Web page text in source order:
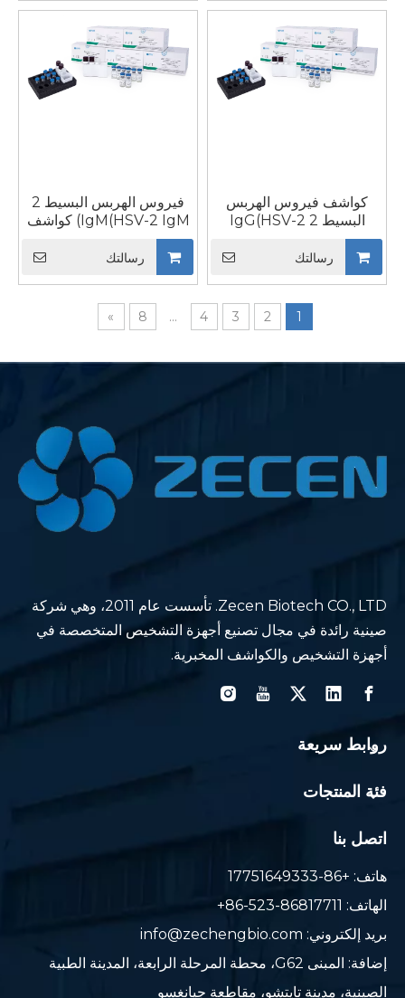
فيروس الهربس البسيط 2
IgM(HSV-2 IgM) كواشف
المناعية التلقائي IVD CLIA
في عينات المصل البشري
رسالتك
كواشف فيروس الهربس
البسيط 2 IgG(HSV-2
لمحلل المقايسة المناعية
التلقائي في عينات المصل
رسالتك
1
2
3
4
...
8
»
Zecen Biotech CO., LTD. تأسست عام 2011، وهي شركة
صينية رائدة في مجال تصنيع أجهزة التشخيص المتخصصة في
أجهزة التشخيص والكواشف المخبرية.
روابط سريعة
فئة المنتجات
اتصل بنا
هاتف: +86-17751649333
الهاتف: 86817711-523-86+
بريد إلكتروني: info@zechengbio.com
إضافة: المبنى G62، محطة المرحلة الرابعة، المدينة الطبية
الصينية، مدينة تايتشو، مقاطعة جيانغسو